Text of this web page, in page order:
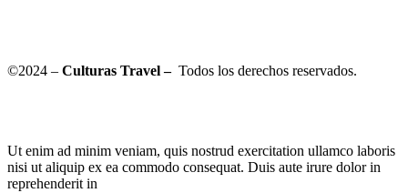
©2024 – Culturas Travel – Todos los derechos reservados.
Ut enim ad minim veniam, quis nostrud exercitation ullamco laboris
nisi ut aliquip ex ea commodo consequat. Duis aute irure dolor in
reprehenderit in